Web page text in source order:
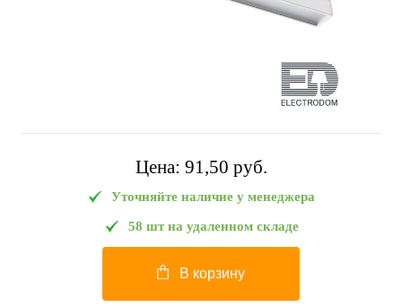
Цена: 91,50 pуб.
Уточняйте наличие у менеджера
58 шт на удаленном складе
В корзину